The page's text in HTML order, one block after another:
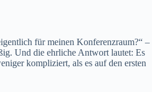
für meinen Konferenzraum?“ –
Und die ehrliche Antwort lautet: Es
kompliziert, als es auf den ersten